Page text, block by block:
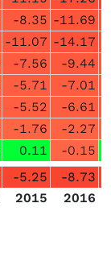
-8.35 -11.69
-11.07 -14.17
-7.56 -9.44
-5.71 -7.01
-5.52 -6.61
-1.76 -2.27
0.11
-0.15
-5.25 -8.73
2015 2016